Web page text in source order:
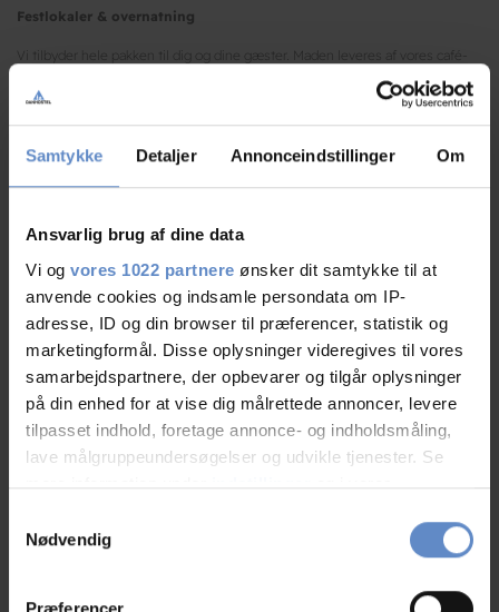
Samtykke Detaljer Annonceindstillinger Om
Ansvarlig brug af dine data
Vi og vores 1022 partnere ønsker dit samtykke til at
anvende cookies og indsamle persondata om IP-
adresse, ID og din browser til præferencer, statistik og
marketingformål. Disse oplysninger videregives til vores
samarbejdspartnere, der opbevarer og tilgår oplysninger
på din enhed for at vise dig målrettede annoncer, levere
tilpasset indhold, foretage annonce- og indholdsmåling,
lave målgruppeundersøgelser og udvikle tjenester. Se
mere information underindstillingerog i vores
tilbage eller ændre indstillinger fra vores
"Cookiedeklaration", eller ved at trykke på "Privacy
Nødvendig
Festlokaler & overnatning
Vi tilbyder hele pakken til dig og dine gæster. Maden leveres af vores café-
køkken, Danhostel Tønder Byferie sikrer overnatningen, mens
Tønderhallerne kan være behjælpelig med lokaler, borde, stole og alt andet,
som du måtte få brug for til din fest.
Hos os kan du holde fødselsdag, bryllup, reception, barnedåb, konfirmation,
begravelse eller andet. Overvejer du at holde bryllupsfest, har vi gode
Kontakt os gerne for yderligere informationer
+457472 2826|kontakt@toenderbyferie.dk
Overnatning i Tønder
Adresse og kontaktinformation
Adresse Sønderport 4, 6270 Tønder
Email kontakt@toenderbyferie.dk